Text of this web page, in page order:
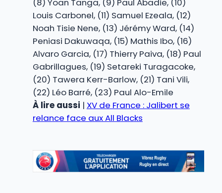
(8) Yoan Tanga, (9) Paul Abadie, (10)
Louis Carbonel, (11) Samuel Ezeala, (12)
Noah Tisie Nene, (13) Jérémy Ward, (14)
Peniasi Dakuwaqa, (15) Mathis Ibo, (16)
Alvaro Garcia, (17) Thierry Paiva, (18) Paul
Gabrillagues, (19) Setareki Turagacoke,
(20) Tawera Kerr-Barlow, (21) Tani Vili,
(22) Léo Barré, (23) Paul Alo-Emile
À lire aussi | XV de France : Jalibert se
relance face aux All Blacks